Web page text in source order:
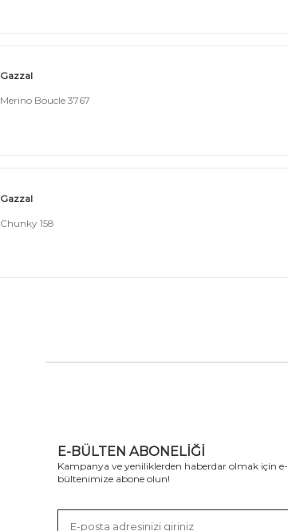
Gazzal
Merino Boucle 3767
Gazzal
Chunky 158
E-BÜLTEN ABONELIĞI
Kampanya ve yeniliklerden haberdar olmak için e-
bültenimize abone olun!